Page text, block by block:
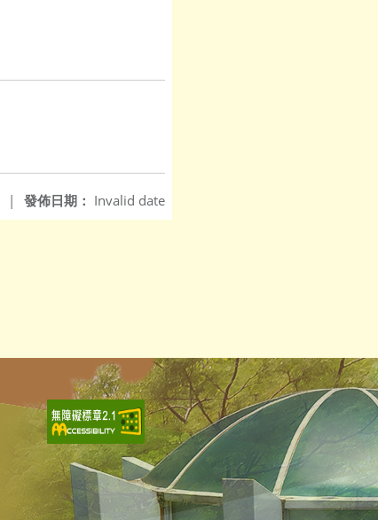
發佈日期： Invalid date
|